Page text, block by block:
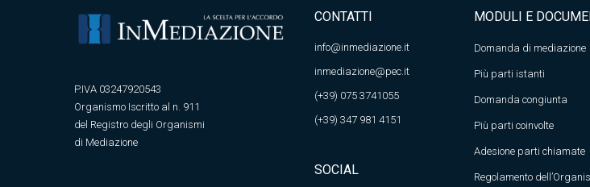
P.IVA 03247920543
Organismo Iscritto al n. 911
del Registro degli Organismi
di Mediazione
CONTATTI
info@inmediazione.it
inmediazione@pec.it
(+39) 075 3741055
(+39) 347 981 4151
SOCIAL
MODULI E
Domanda di mediazione
Più parti istanti
Domanda congiunta
Più parti coinvolte
Adesione parti chiamate
Regolamento